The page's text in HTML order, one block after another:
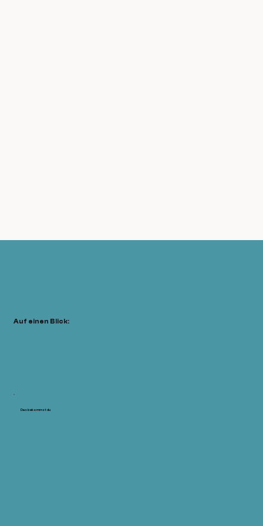
Auf einen Blick:
Das bekommst du